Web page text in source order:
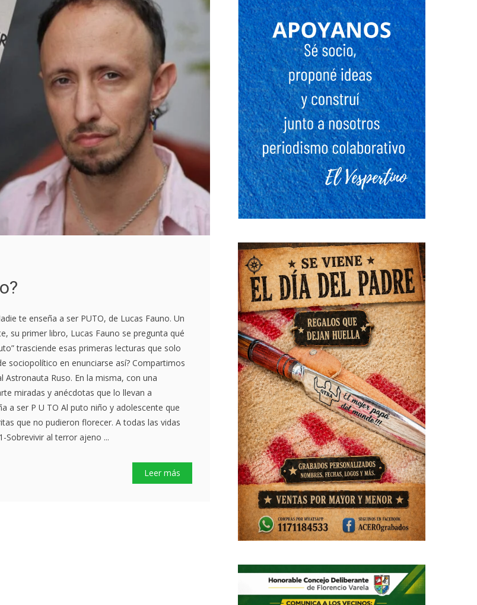
te enseña a ser PUTO, de Lucas Fauno. Un
su primer libro, Lucas Fauno se pregunta qué
trasciende esas primeras lecturas que solo
sociopolítico en enunciarse así? Compartimos
Ruso. En la misma, con una
miradas y anécdotas que lo llevan a
a ser P U TO Al puto niño y adolescente que
que no pudieron florecer. A todas las vidas
Sobrevivir al terror ajeno ...
Leer más